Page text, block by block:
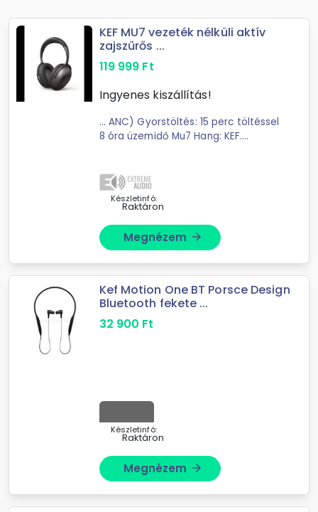
KEF MU7 vezeték nélküli aktív
zajszűrős ...
119 999 Ft
Ingyenes kiszállítás!
... ANC) Gyorstöltés: 15 perc töltéssel
8 óra üzemidő Mu7 Hang: KEF.
Mu7 ...
Készletinfó:
Raktáron
Megnézem arrow_forward
Kef Motion One BT Porsce Design
Bluetooth fekete ...
32 900 Ft
Készletinfó:
Raktáron
Megnézem arrow_forward